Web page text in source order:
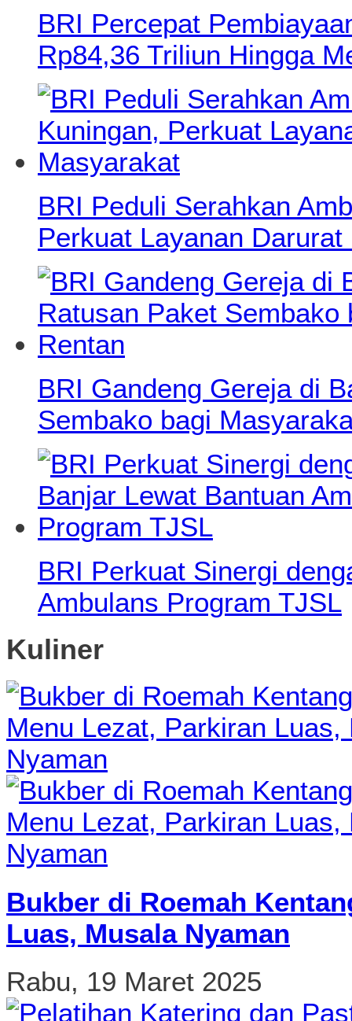
BRI Percepat
Rp84,36 Triliun Hingga
BRI Peduli Serahkan
Perkuat Layanan
BRI Gandeng Gereja di
Sembako bagi
BRI Perkuat Sinergi
Ambulans Program TJSL
Kuliner
Bukber di Roemah
Luas, Musala Nyaman
Rabu, 19 Maret 2025